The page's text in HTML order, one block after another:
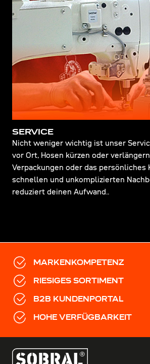
SERVICE
Nicht weniger wichtig ist unser
vor Ort, Hosen kürzen oder
Verpackungen oder das persönliches
schnellen und unkomplizierten
reduziert deinen Aufwand..
MARKENKOMPETENZ
RIESIGES SORTIMENT
B2B KUNDENPORTAL
HOHE VERFÜGBARKEIT